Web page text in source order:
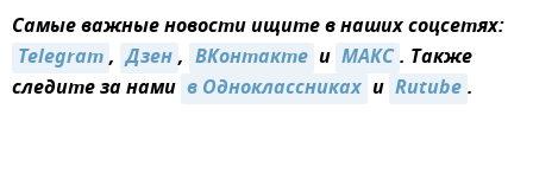
Самые важные новости ищите в наших соцсетях:
Telegram, Дзен, ВКонтакте и МАКС. Также
следите за нами в Одноклассниках и Rutube.